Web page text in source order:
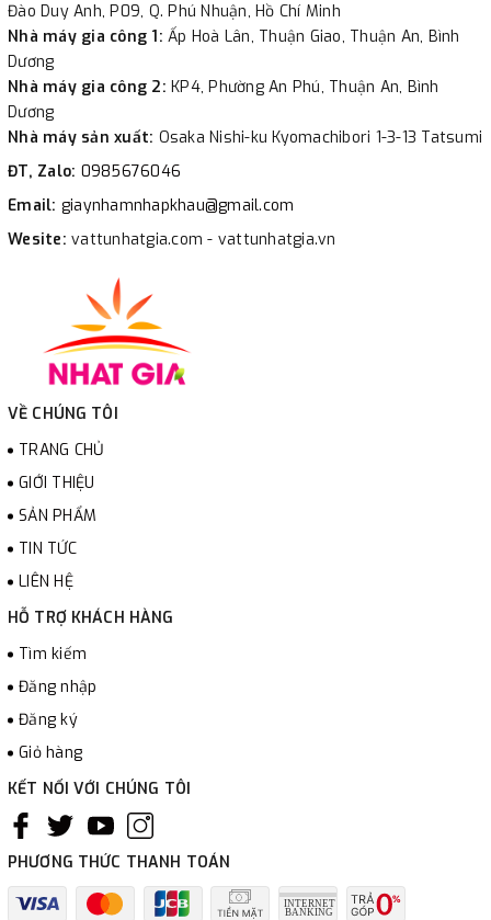
Đào Duy Anh, P09, Q. Phú Nhuận, Hồ Chí Minh
Nhà máy gia công 1: Ấp Hoà Lân, Thuận Giao, Thuận An, Bình
Dương
Nhà máy gia công 2: KP4, Phường An Phú, Thuận An, Bình
Dương
Nhà máy sản xuất: Osaka Nishi-ku Kyomachibori 1-3-13 Tatsumi
ĐT, Zalo: 0985676046
Email: giaynhamnhapkhau@gmail.com
Wesite: vattunhatgia.com - vattunhatgia.vn
VỀ CHÚNG TÔI
TRANG CHỦ
GIỚI THIỆU
SẢN PHẨM
TIN TỨC
LIÊN HỆ
HỖ TRỢ KHÁCH HÀNG
Tìm kiếm
Đăng nhập
Đăng ký
Giỏ hàng
KẾT NỐI VỚI CHÚNG TÔI
PHƯƠNG THỨC THANH TOÁN